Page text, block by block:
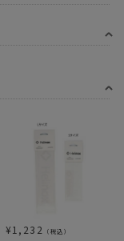
¥1,232 （税込）